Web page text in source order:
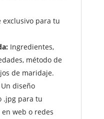
para tu
Ingredientes,
método de
de maridaje.
diseño
.jpg para tu
web o redes